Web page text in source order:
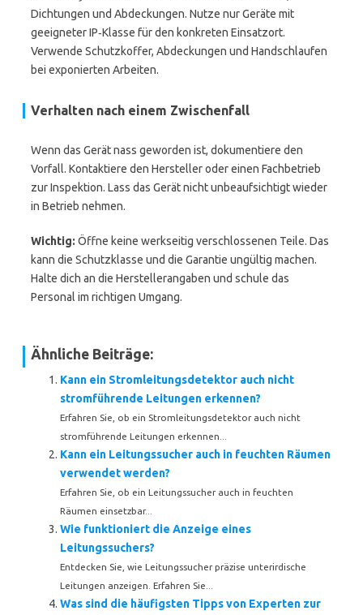
Dichtungen und Abdeckungen. Nutze nur Geräte mit
geeigneter IP‑Klasse für den konkreten Einsatzort.
Verwende Schutzkoffer, Abdeckungen und Handschlaufen
bei exponierten Arbeiten.
Verhalten nach einem Zwischenfall
Wenn das Gerät nass geworden ist, dokumentiere den
Vorfall. Kontaktiere den Hersteller oder einen Fachbetrieb
zur Inspektion. Lass das Gerät nicht unbeaufsichtigt wieder
in Betrieb nehmen.
Wichtig: Öffne keine werkseitig verschlossenen Teile. Das
kann die Schutzklasse und die Garantie ungültig machen.
Halte dich an die Herstellerangaben und schule das
Personal im richtigen Umgang.
Ähnliche Beiträge:
Kann ein Stromleitungsdetektor auch nicht
stromführende Leitungen erkennen?
Erfahren Sie, ob ein Stromleitungsdetektor auch nicht
stromführende Leitungen erkennen...
Kann ein Leitungssucher auch in feuchten Räumen
verwendet werden?
Erfahren Sie, ob ein Leitungssucher auch in feuchten
Räumen einsetzbar...
Wie funktioniert die Anzeige eines
Leitungssuchers?
Entdecken Sie, wie Leitungssucher präzise unterirdische
Leitungen anzeigen. Erfahren Sie...
Was sind die häufigsten Tipps von Experten zur